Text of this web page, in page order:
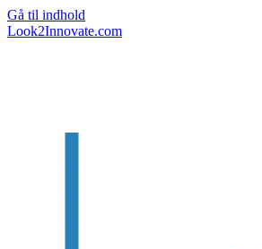
Gå til indhold
Look2Innovate.com